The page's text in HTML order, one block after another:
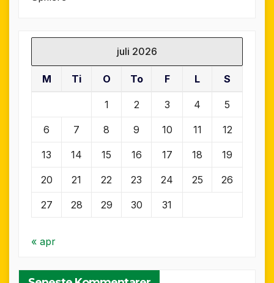
juli 2026
M Ti O To F L S
1 2 3 4 5
6 7 8 9 10 11 12
13 14 15 16 17 18 19
20 21 22 23 24 25 26
27 28 29 30 31
« apr